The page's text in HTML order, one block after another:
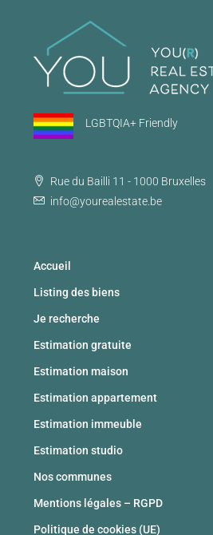
LGBTQIA+ Friendly
Rue du Bailli 11 - 1000 Bruxelles
info@yourealestate.be
Accueil
Listing des biens
Je recherche
Estimation gratuite
Estimation maison
Estimation appartement
Estimation immeuble
Estimation studio
Nos communes
Mentions légales – RGPD
Politique de cookies (UE)